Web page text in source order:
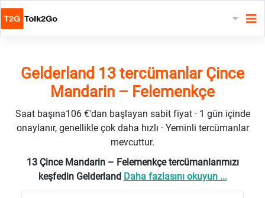
Gelderland 13 tercümanlar Çince
Mandarin – Felemenkçe
Saat başına106 €'dan başlayan sabit fiyat · 1 gün içinde
onaylanır, genellikle çok daha hızlı · Yeminli tercümanlar
mevcuttur.
13 Çince Mandarin – Felemenkçe tercümanlarımızı
keşfedin Gelderland Daha fazlasını okuyun ...